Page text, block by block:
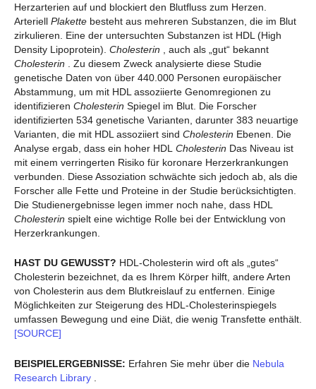
Herzarterien auf und blockiert den Blutfluss zum Herzen.
Arteriell Plakette besteht aus mehreren Substanzen, die im Blut
zirkulieren. Eine der untersuchten Substanzen ist HDL (High
Density Lipoprotein). Cholesterin , auch als „gut“ bekannt
Cholesterin . Zu diesem Zweck analysierte diese Studie
genetische Daten von über 440.000 Personen europäischer
Abstammung, um mit HDL assoziierte Genomregionen zu
identifizieren Cholesterin Spiegel im Blut. Die Forscher
identifizierten 534 genetische Varianten, darunter 383 neuartige
Varianten, die mit HDL assoziiert sind Cholesterin Ebenen. Die
Analyse ergab, dass ein hoher HDL Cholesterin Das Niveau ist
mit einem verringerten Risiko für koronare Herzerkrankungen
verbunden. Diese Assoziation schwächte sich jedoch ab, als die
Forscher alle Fette und Proteine in der Studie berücksichtigten.
Die Studienergebnisse legen immer noch nahe, dass HDL
Cholesterin spielt eine wichtige Rolle bei der Entwicklung von
Herzerkrankungen.
HAST DU GEWUSST? HDL-Cholesterin wird oft als „gutes“
Cholesterin bezeichnet, da es Ihrem Körper hilft, andere Arten
von Cholesterin aus dem Blutkreislauf zu entfernen. Einige
Möglichkeiten zur Steigerung des HDL-Cholesterinspiegels
umfassen Bewegung und eine Diät, die wenig Transfette enthält.
[SOURCE]
BEISPIELERGEBNISSE: Erfahren Sie mehr über die Nebula
Research Library